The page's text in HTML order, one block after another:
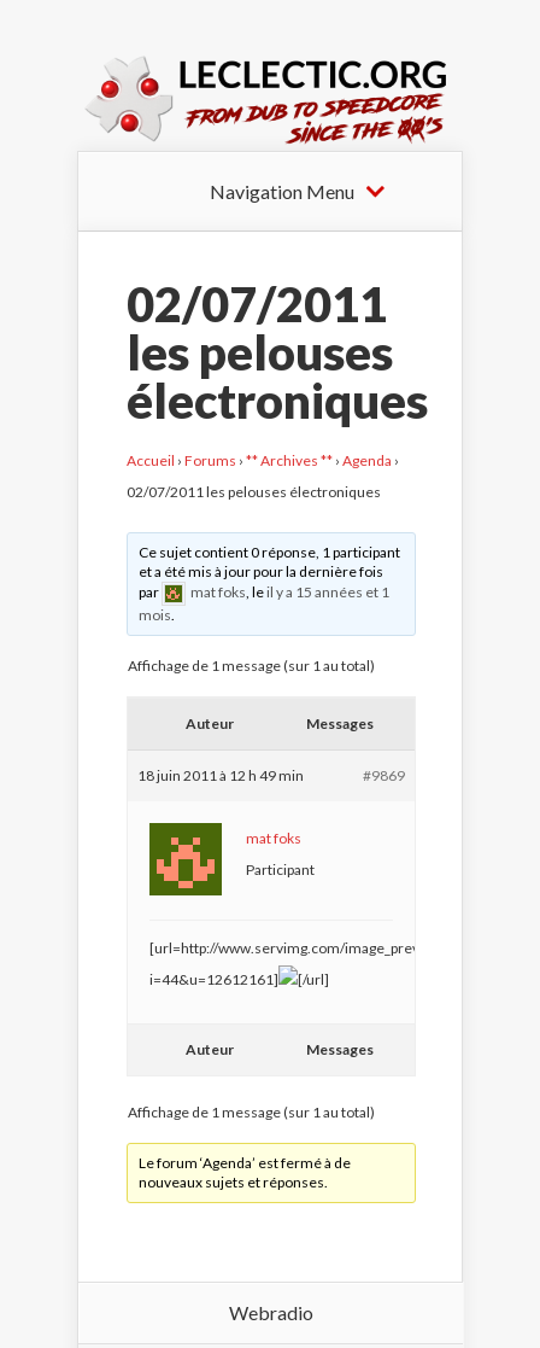
Navigation Menu
02/07/2011
les pelouses
électroniques
Accueil › Forums › ** Archives ** › Agenda ›
02/07/2011 les pelouses électroniques
Ce sujet contient 0 réponse, 1 participant
et a été mis à jour pour la dernière fois
par
mat foks , leil y a 15 années et 1
mois
Affichage de 1 message (sur 1 au total)
Auteur Messages
18 juin 2011 à 12 h 49 min #9869
mat foks
Participant
[url=http://www.servimg.com/image_preview.php?
i=44&u=12612161]
[/url]
Auteur Messages
Affichage de 1 message (sur 1 au total)
Le forum ‘Agenda’ est fermé à de
nouveaux sujets et réponses.
Webradio